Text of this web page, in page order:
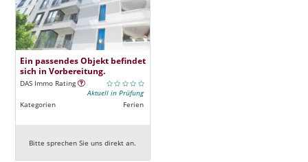
Ein passendes Objekt befindet
sich in Vorbereitung.
DAS Immo Rating
Aktuell in Prüfung
Kategorien
Ferien
Bitte sprechen Sie uns direkt an.